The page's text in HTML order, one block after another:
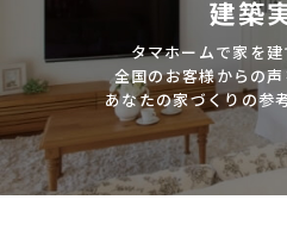
建築
タマホームで家を
全国のお客様からの
あなたの家づくりの参